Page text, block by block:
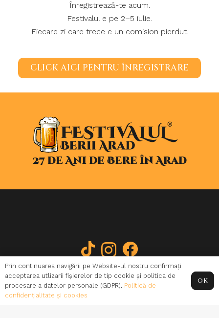
Înregistrează-te acum.
Festivalul e pe 2–5 iulie.
Fiecare zi care trece e un comision pierdut.
CLICK AICI PENTRU ÎNREGISTRARE
27 de Ani de Bere în Arad
ANPC |Litigii|Contactează-ne
Termeni și condiții | Politică de confidențialitate
© 2026Festivalul Berii Arad| Toate drepturile rezervate
website realizat de
Prin continuarea navigării pe Website-ul nostru confirmați
acceptarea utlizarii fișierelor de tip cookie și politica de
procesare a datelor personale (GDPR). Politică de
confidențialitate și cookies
OK